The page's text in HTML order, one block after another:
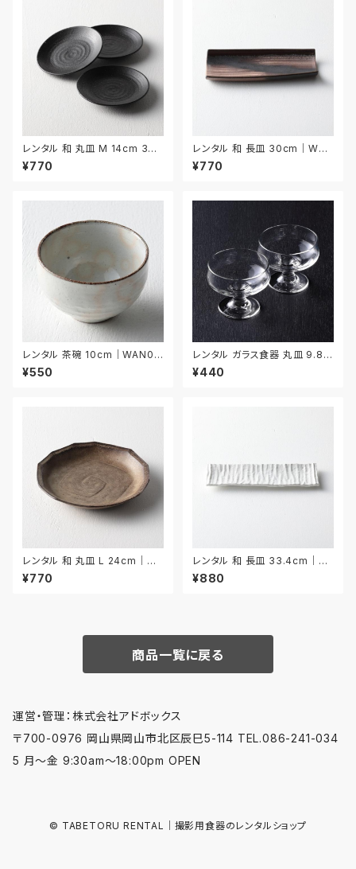
レンタル 和 丸皿 M 14cm 3枚
セット｜WMM035
¥770
レンタル 和 長皿 30cm｜WNA
006
¥770
レンタル 茶碗 10cm｜WAN03
9
¥550
レンタル ガラス食器 丸皿 9.8c
m 2枚セット｜GLM129
¥440
レンタル 和 丸皿 L 24cm｜W
ML021
¥770
レンタル 和 長皿 33.4cm｜W
NA003
¥880
商品一覧に戻る
運営・管理：株式会社アドボックス
〒700-0976 岡山県岡山市北区辰巳5-114 TEL.086-241-034
5 月〜金 9:30am〜18:00pm OPEN
© TABETORU RENTAL｜撮影用食器のレンタルショップ